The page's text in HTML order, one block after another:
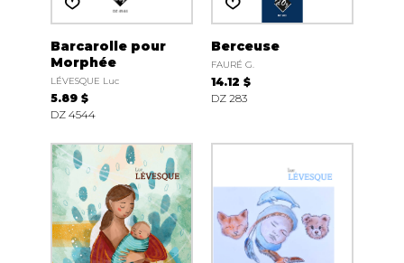
Barcarolle pour
Morphée
LÉVESQUE Luc
5.89 $
DZ 4544
Berceuse
FAURÉ G.
14.12 $
DZ 283